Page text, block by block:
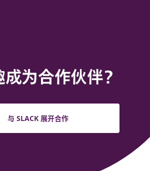
为合作伙伴？
与 SLACK 展开合作